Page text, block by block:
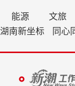
能源 文旅
湖南新坐标 同心